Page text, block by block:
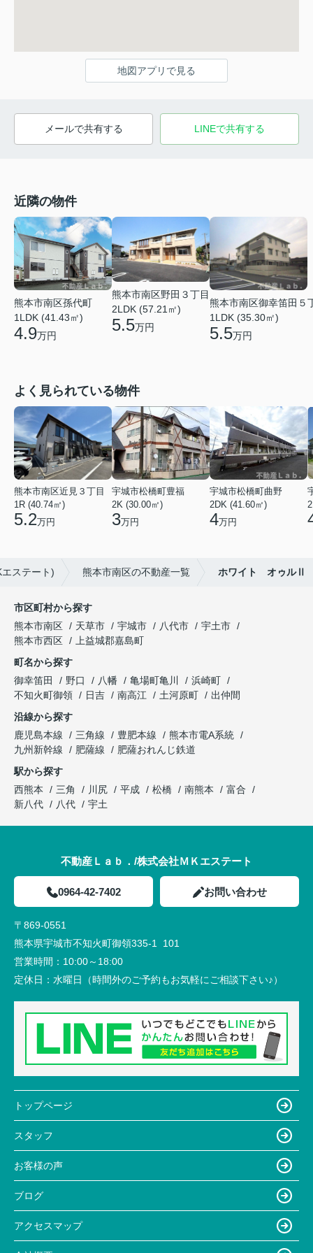
地図アプリで見る
メールで共有する LINEで共有する
近隣の物件
熊本市南区孫代町
1LDK (41.43㎡)
4.9万円
熊本市南区野田３丁目
2LDK (57.21㎡)
5.5万円
熊本市南区御幸笛田５
1LDK (35.30㎡)
5.5万円
よく見られている物件
熊本市南区近見３丁目
1R (40.74㎡)
5.2万円
宇城市松橋町豊福
2K (30.00㎡)
3万円
宇城市松橋町曲野
2DK (41.60㎡)
4万円
ステート) 熊本市南区の不動産一覧 ホワイト オゥルⅡ
市区町村から探す
熊本市南区
天草市 宇城市 八代市
宇土市
熊本市西区
上益城郡嘉島町
町名から探す
御幸笛田
野口 八幡 亀場町亀川
浜崎町
不知火町御領
日吉 南高江 土河原町
出仲間
沿線から探す
鹿児島本線
三角線 豊肥本線
熊本市電A系統
九州新幹線
肥薩線
肥薩おれんじ鉄道
駅から探す
西熊本
三角 川尻 平成 松橋 南熊本
富合
新八代
八代 宇土
不動産Ｌａｂ．/株式会社ＭＫエステート
0964-42-7402 お問い合わせ
〒869-0551
熊本県宇城市不知火町御領335-1 101
営業時間： 10:00～18:00
定休日： 水曜日（時間外のご予約もお気軽にご相談下さい♪）
トップページ
スタッフ
お客様の声
ブログ
アクセスマップ